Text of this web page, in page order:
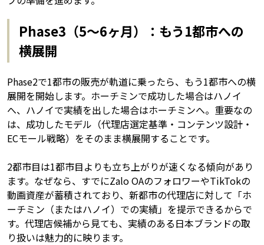
Phase3（5〜6ヶ月）：もう1都市への
横展開
Phase2で1都市の販売が軌道に乗ったら、もう1都市への横
展開を開始します。ホーチミンで成功した場合はハノイ
へ、ハノイで実績を出した場合はホーチミンへ。重要なの
は、成功したモデル（代理店選定基準・コンテンツ設計・
ECモール戦略）をそのまま横展開することです。
2都市目は1都市目よりも立ち上がりが速くなる傾向があり
ます。なぜなら、すでにZalo OAのフォロワーやTikTokの
動画資産が蓄積されており、新都市の代理店に対して「ホ
ーチミン（またはハノイ）での実績」を提示できるからで
す。代理店候補から見ても、実績のある日本ブランドの取
り扱いは魅力的に映ります。